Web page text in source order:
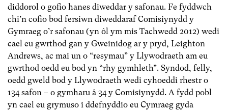
diddorol o gofio hanes diweddar y safonau. Fe fyddwch
chi’n cofio bod fersiwn diweddaraf Comisiynydd y
Gymraeg o’r safonau (yn ôl ym mis Tachwedd 2012) wedi
cael eu gwrthod gan y Gweinidog ar y pryd, Leighton
Andrews, ac mai un o “resymau” y Llywodraeth am eu
gwrthod oedd eu bod yn “rhy gymhleth”. Syndod, felly,
oedd gweld bod y Llywodraeth wedi cyhoeddi rhestr o
134 safon – o gymharu â 34 y Comisiynydd. A fydd pobl
yn cael eu grymuso i ddefnyddio eu Cymraeg gyda